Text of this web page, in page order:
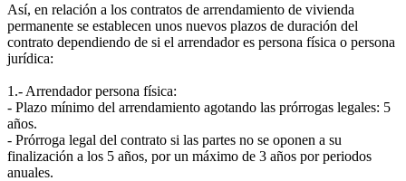
Así, en relación a los contratos de arrendamiento de vivienda
permanente se establecen unos nuevos plazos de duración del
contrato dependiendo de si el arrendador es persona física o persona
jurídica:
1.- Arrendador persona física:
- Plazo mínimo del arrendamiento agotando las prórrogas legales: 5
años.
- Prórroga legal del contrato si las partes no se oponen a su
finalización a los 5 años, por un máximo de 3 años por periodos
anuales.